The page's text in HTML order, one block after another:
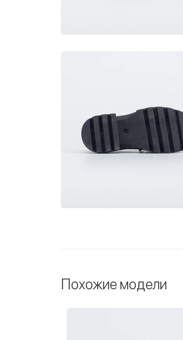
Похожие модели